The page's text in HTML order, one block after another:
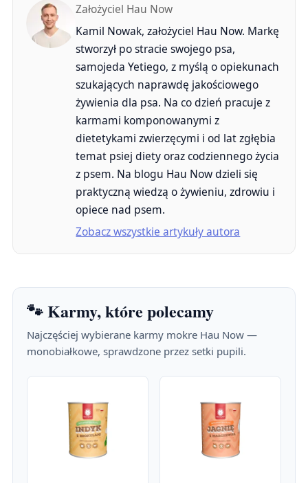
Założyciel Hau Now
Kamil Nowak, założyciel Hau Now. Markę
stworzył po stracie swojego psa,
samojeda Yetiego, z myślą o opiekunach
szukających naprawdę jakościowego
żywienia dla psa. Na co dzień pracuje z
karmami komponowanymi z
dietetykami zwierzęcymi i od lat zgłębia
temat psiej diety oraz codziennego życia
z psem. Na blogu Hau Now dzieli się
praktyczną wiedzą o żywieniu, zdrowiu i
opiece nad psem.
Zobacz wszystkie artykuły autora
🐾 Karmy, które polecamy
Najczęściej wybierane karmy mokre Hau Now —
monobiałkowe, sprawdzone przez setki pupili.